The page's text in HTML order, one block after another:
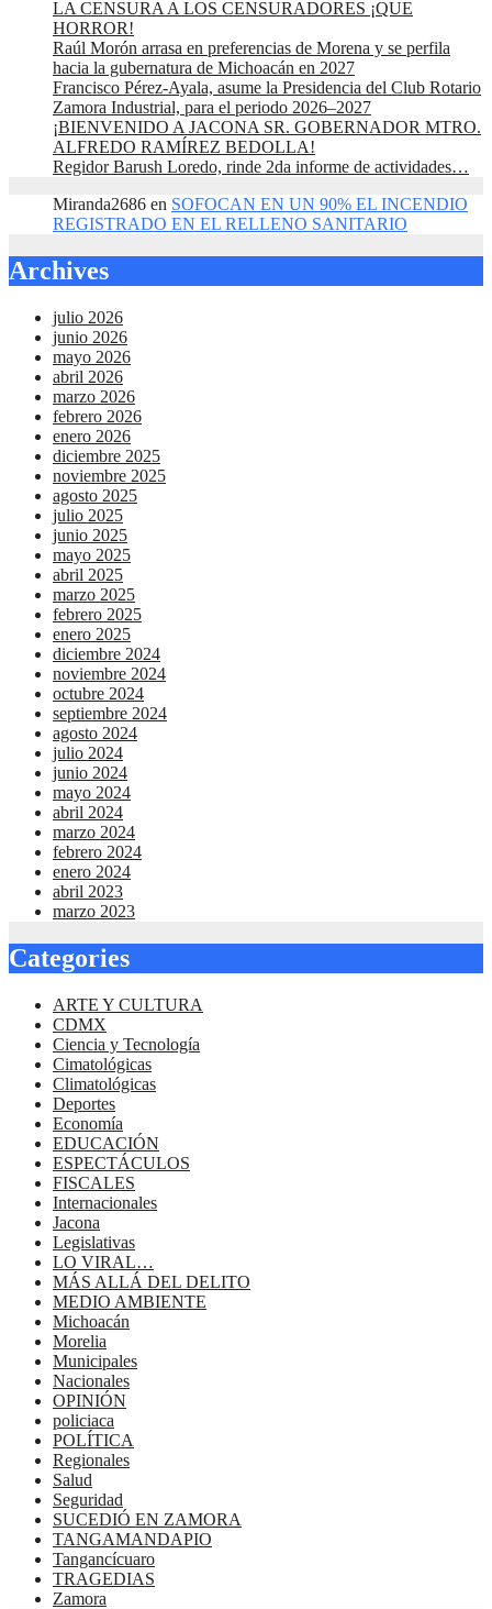
LA CENSURA A LOS CENSURADORES ¡QUE
HORROR!
Raúl Morón arrasa en preferencias de Morena y se perfila
hacia la gubernatura de Michoacán en 2027
Francisco Pérez-Ayala, asume la Presidencia del Club Rotario
Zamora Industrial, para el periodo 2026–2027
¡BIENVENIDO A JACONA SR. GOBERNADOR MTRO.
ALFREDO RAMÍREZ BEDOLLA!
Regidor Barush Loredo, rinde 2da informe de actividades…
Miranda2686 en SOFOCAN EN UN 90% EL INCENDIO
REGISTRADO EN EL RELLENO SANITARIO
Archives
julio 2026
junio 2026
mayo 2026
abril 2026
marzo 2026
febrero 2026
enero 2026
diciembre 2025
noviembre 2025
agosto 2025
julio 2025
junio 2025
mayo 2025
abril 2025
marzo 2025
febrero 2025
enero 2025
diciembre 2024
noviembre 2024
octubre 2024
septiembre 2024
agosto 2024
julio 2024
junio 2024
mayo 2024
abril 2024
marzo 2024
febrero 2024
enero 2024
abril 2023
marzo 2023
Categories
ARTE Y CULTURA
CDMX
Ciencia y Tecnología
Cimatológicas
Climatológicas
Deportes
Economía
EDUCACIÓN
ESPECTÁCULOS
FISCALES
Internacionales
Jacona
Legislativas
LO VIRAL…
MÁS ALLÁ DEL DELITO
MEDIO AMBIENTE
Michoacán
Morelia
Municipales
Nacionales
OPINIÓN
policiaca
POLÍTICA
Regionales
Salud
Seguridad
SUCEDIÓ EN ZAMORA
TANGAMANDAPIO
Tangancícuaro
TRAGEDIAS
Zamora